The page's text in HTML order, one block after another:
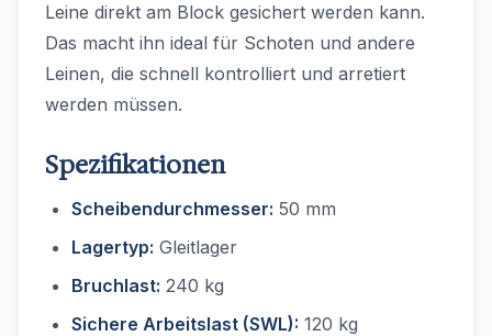
Leine direkt am Block gesichert werden kann.
Das macht ihn ideal für Schoten und andere
Leinen, die schnell kontrolliert und arretiert
werden müssen.
Spezifikationen
Scheibendurchmesser: 50 mm
Lagertyp: Gleitlager
Bruchlast: 240 kg
Sichere Arbeitslast (SWL): 120 kg